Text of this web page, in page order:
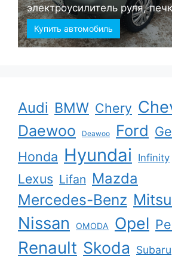
электроусилитель руля,
Купить автомобиль
Audi BMW Chery
Daewoo Deawoo Ford
Honda Hyundai Infinity
Lexus Lifan Mazda
Mercedes-Benz
Nissan OMODA Opel
Renault Skoda Subaru